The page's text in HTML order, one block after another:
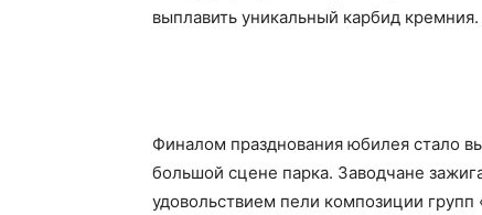
выплавить уникальный карбид кремния.
Финалом празднования юбилея стало
большой сцене парка. Заводчане
удовольствием пели композиции